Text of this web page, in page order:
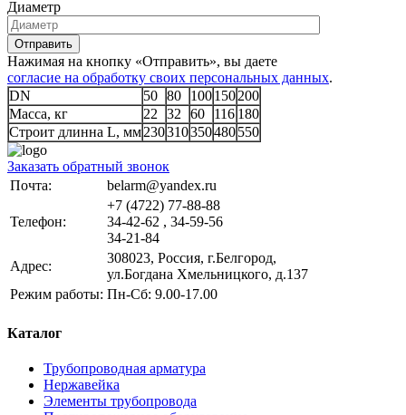
Диаметр
Отправить
Нажимая на кнопку «Отправить», вы даете
согласие на обработку своих персональных данных.
DN
50 80 100150200
Масса, кг
22 32 60 116 180
Строит длинна L, мм230310350480550
Заказать обратный звонок
Почта:
belarm@yandex.ru
Телефон:
+7 (4722) 77-88-88
34-42-62 , 34-59-56
34-21-84
Адрес:
308023, Россия, г.Белгород,
ул.Богдана Хмельницкого, д.137
Режим работы: Пн-Сб: 9.00-17.00
Каталог
Трубопроводная арматура
Нержавейка
Элементы трубопровода